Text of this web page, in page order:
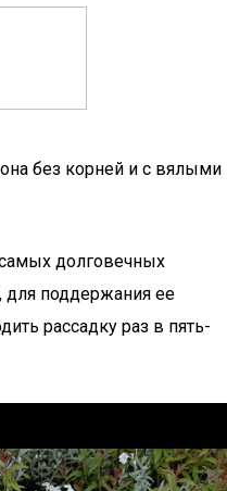
без корней и с вялыми
долговечных
для поддержания ее
рассадку раз в пять-